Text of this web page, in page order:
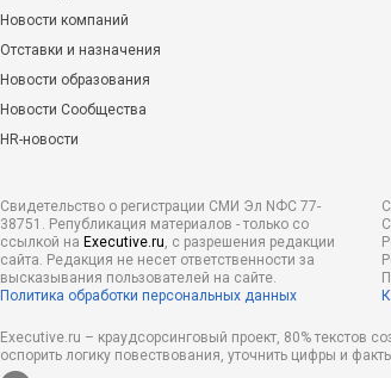
Новости компаний
Отставки и назначения
Новости образования
Новости Сообщества
HR-новости
Свидетельство о регистрации СМИ Эл NФС 77-
38751. Републикация материалов - только со
ссылкой на Executive.ru, с разрешения редакции
сайта. Редакция не несет ответственности за
высказывания пользователей на сайте.
Политика обработки персональных данных
Executive.ru – краудсорсинговый проект, 80% текстов
оспорить логику повествования, уточнить цифры и